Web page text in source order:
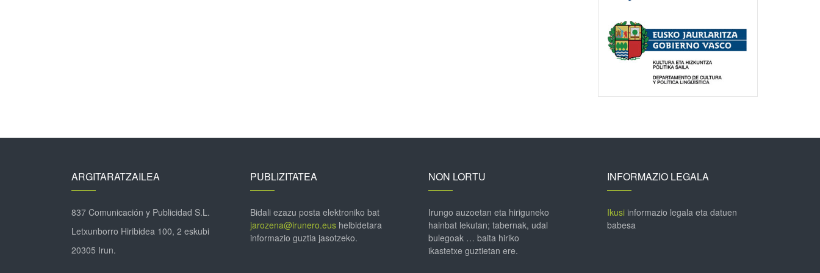
ARGITARATZAILEA
837 Comunicación y Publicidad S.L.
Letxunborro Hiribidea 100, 2 eskubi
20305 Irun.
PUBLIZITATEA
Bidali ezazu posta elektroniko bat
jarozena@irunero.eushelbidetara
informazio guztia jasotzeko.
NON LORTU
Irungo auzoetan eta hiriguneko
hainbat lekutan; tabernak, udal
bulegoak … baita hiriko
ikastetxe guztietan ere.
INFORMAZIO LEGALA
Ikusiinformazio legala eta datuen
babesa